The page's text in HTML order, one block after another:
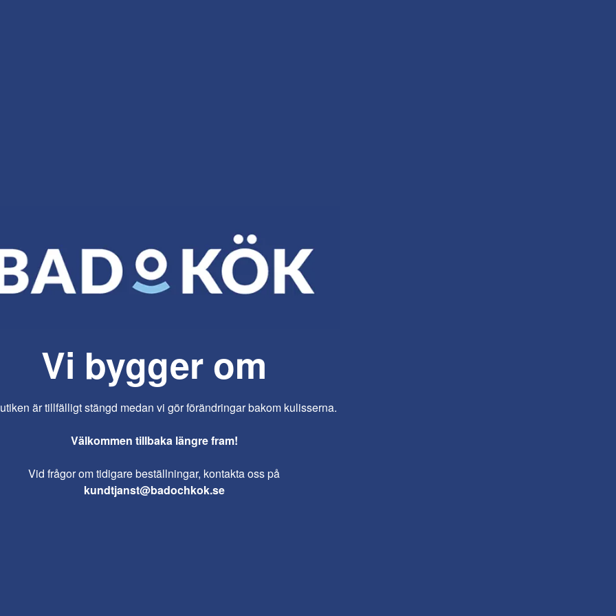
Vi bygger om
är tillfälligt stängd medan vi gör förändringar bakom kulisserna.
Välkommen tillbaka längre fram!
Vid frågor om tidigare beställningar, kontakta oss på
kundtjanst@badochkok.se